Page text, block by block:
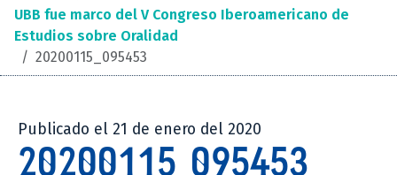
UBB fue marco del V Congreso Iberoamericano de
Estudios sobre Oralidad
/ 20200115_095453
Publicado el 21 de enero del 2020
20200115_095453